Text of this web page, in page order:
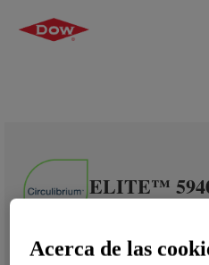
ELITE™
Polyethylene
Acerca de las